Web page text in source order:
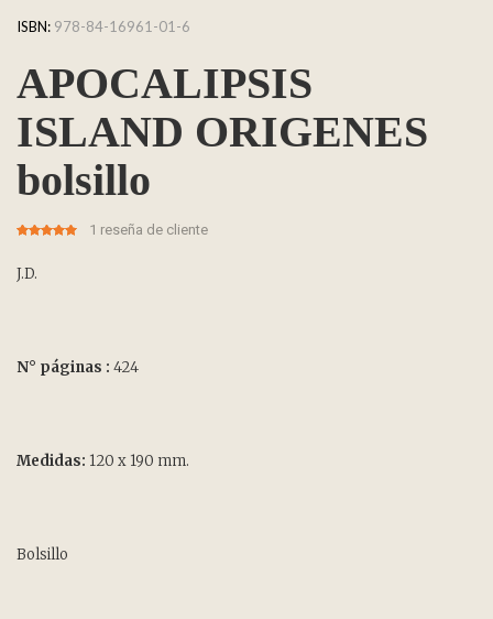
ISBN: 978-84-16961-01-6
APOCALIPSIS
ISLAND ORIGENES
bolsillo
customer
rating
1 reseña de cliente
J.D.
N° páginas : 424
Medidas: 120 x 190 mm.
Bolsillo